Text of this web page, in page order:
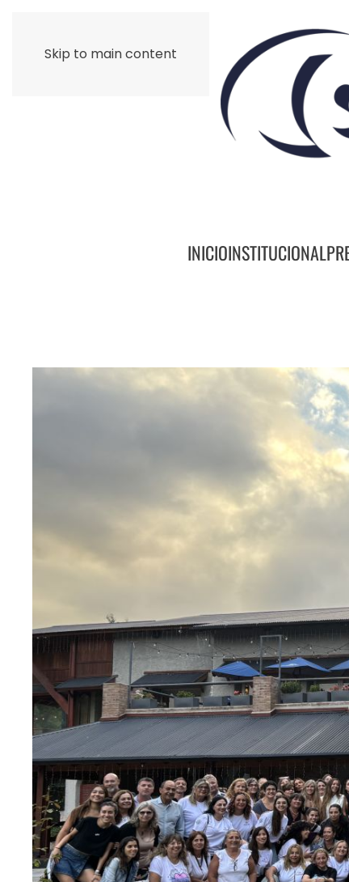
Skip to main content
INICIOINSTITUCIONAL